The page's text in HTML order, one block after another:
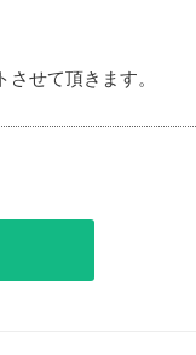
せて頂きます。